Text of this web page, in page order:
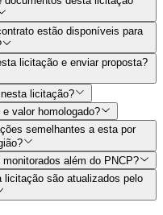
estão disponíveis para
licitação e enviar proposta?
licitação?
valor homologado?
semelhantes a esta por
além do PNCP?
licitação são atualizados pelo